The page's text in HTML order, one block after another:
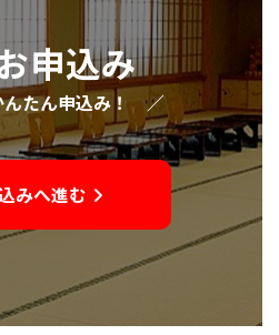
申込み
たん申込み！ ／
みへ進む